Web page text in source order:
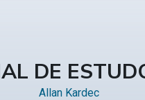
DE
Allan Kardec